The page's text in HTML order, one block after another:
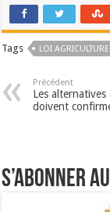
Tags LOI
Précédent
Les
doivent
S’abonner